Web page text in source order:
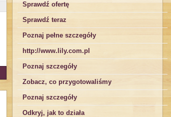
Sprawdź ofertę
Sprawdź teraz
Poznaj pełne szczegóły
http://www.lily.com.pl
Poznaj szczegóły
Zobacz, co przygotowaliśmy
Poznaj szczegóły
Odkryj, jak to działa